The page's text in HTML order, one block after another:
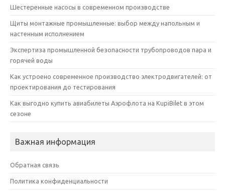
Шестеренные насосы в современном производстве
Щиты монтажные промышленные: выбор между напольным и
настенным исполнением
Экспертиза промышленной безопасности трубопроводов пара и
горячей воды
Как устроено современное производство электродвигателей: от
проектирования до тестирования
Как выгодно купить авиабилеты Аэрофлота на KupiBilet в этом
сезоне
Важная информация
Обратная связь
Политика конфиденциальности